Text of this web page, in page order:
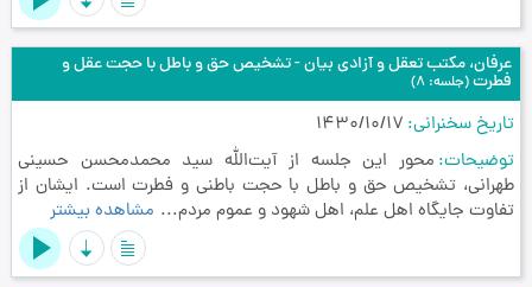
عرفان، مکتب تعقل و آزادی بیان - تشخیص حق و باطل با حجت عقل و
فطرت(جلسه: 8)
تاریخ سخنرانی 1430/10/17
توضیحات محور این جلسه از آیت‌الله سید محمدمحسن حسینی
طهرانی، تشخیص حق و باطل با حجت باطنی و فطرت است. ایشان از
تفاوت جایگاه اهل علم، اهل شهود و عموم مردم... مشاهده بیشتر